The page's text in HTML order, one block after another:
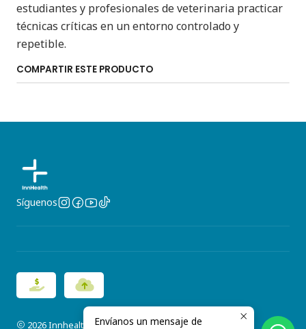
estudiantes y profesionales de veterinaria practicar
técnicas críticas en un entorno controlado y
repetible.
COMPARTIR ESTE PRODUCTO
Síguenos
2026 Innhealth.
Envíanos un mensaje de